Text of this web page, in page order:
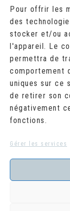
Pour offrir les
des
stocker et/ou
l'appareil. Le
permettra de
comportement
uniques sur ce
de retirer son
négativement
fonctions.
Gérer les services
« Juil
Search